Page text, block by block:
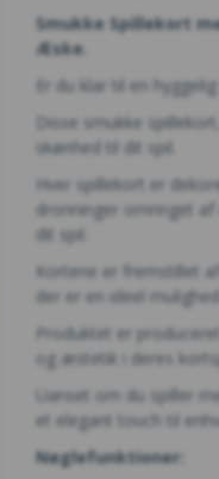
Smukke Spillekort
Æske.
Er du klar til en
Disse smukke
skønhed til dit spil.
Hver spillekort er
dronninger omringet
dit spil.
Kortene er fremstillet
der er en ideel
Produktet er
og æstetik i deres
Uanset om du spiller
et elegant touch til
Nøglefunktioner: